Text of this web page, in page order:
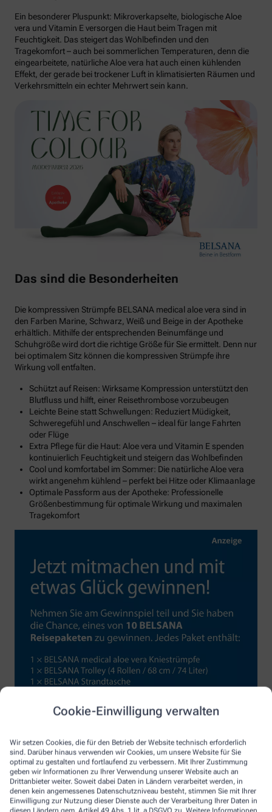
Cookie-Einwilligung verwalten
Wir setzen Cookies, die für den Betrieb der Website technisch erforderlich
sind. Darüber hinaus verwenden wir Cookies, um unsere Website für Sie
optimal zu gestalten und fortlaufend zu verbessern. Mit Ihrer Zustimmung
geben wir Informationen zu Ihrer Verwendung unserer Website auch an
Drittanbieter weiter. Soweit dabei Daten in Ländern verarbeitet werden, in
denen kein angemessenes Datenschutzniveau besteht, stimmen Sie mit Ihrer
Einwilligung zur Nutzung dieser Dienste auch der Verarbeitung Ihrer Daten in
Ein besonderer Pluspunkt: Mikroverkapselte, biologische Aloe
vera und Vitamin E versorgen die Haut beim Tragen mit
Feuchtigkeit. Das steigert das Wohlbefinden und den
Tragekomfort – auch bei sommerlichen Temperaturen, denn die
eingearbeitete, natürliche Aloe vera hat auch einen kühlenden
Effekt, der gerade bei trockener Luft in klimatisierten Räumen und
Verkehrsmitteln ein echter Mehrwert sein kann.
Das sind die Besonderheiten
Die kompressiven Strümpfe BELSANA medical aloe vera sind in
den Farben Marine, Schwarz, Weiß und Beige in der Apotheke
erhältlich. Mithilfe der entsprechenden Beinumfänge und
Schuhgröße wird dort die richtige Größe für Sie ermittelt. Denn nur
bei optimalem Sitz können die kompressiven Strümpfe ihre
Wirkung voll entfalten.
Schützt auf Reisen: Wirksame Kompression unterstützt den
Blutfluss und hilft, einer Reisethrombose vorzubeugen
Leichte Beine statt Schwellungen: Reduziert Müdigkeit,
Schweregefühl und Anschwellen – ideal für lange Fahrten
oder Flüge
Extra Pflege für die Haut: Aloe vera und Vitamin E spenden
kontinuierlich Feuchtigkeit und steigern das Wohlbefinden
Cool und komfortabel im Sommer: Die natürliche Aloe vera
wirkt angenehm kühlend – perfekt bei Hitze oder Klimaanlage
Optimale Passform aus der Apotheke: Professionelle
Größenbestimmung für optimale Wirkung und maximalen
Tragekomfort